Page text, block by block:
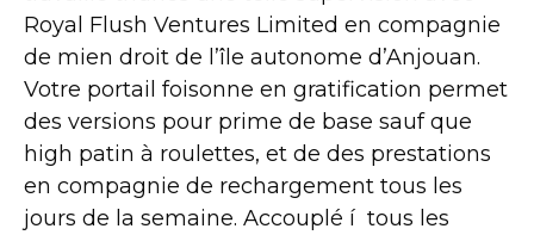
Royal Flush Ventures Limited en compagnie
de mien droit de l’île autonome d’Anjouan.
Votre portail foisonne en gratification permet
des versions pour prime de base sauf que
high patin à roulettes, et de des prestations
en compagnie de rechargement tous les
jours de la semaine. Accouplé í tous les